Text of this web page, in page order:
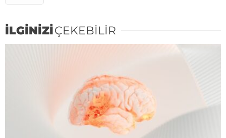
İLGİNİZİÇEKEBİLİR